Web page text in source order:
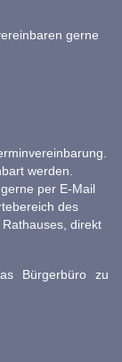
gerne
werden.
per E-Mail
des
direkt
Bürgerbüro zu